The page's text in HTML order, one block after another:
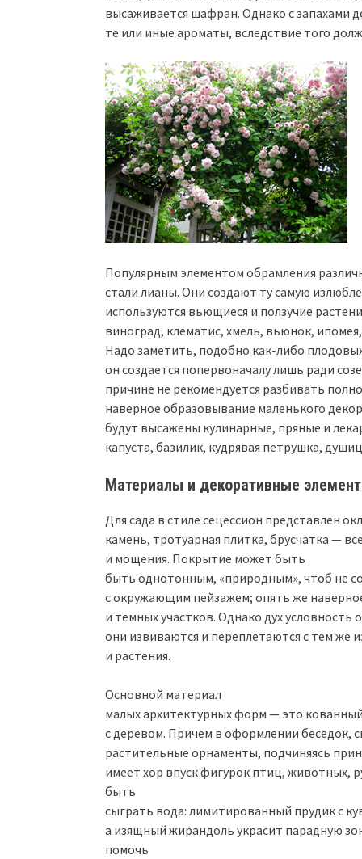
высаживается шафран. Однако с запахами
те или иные ароматы, вследствие того
Популярным элементом обрамления
стали лианы. Они создают ту самую
используются вьющиеся и ползучие
виноград, клематис, хмель, вьюнок,
Надо заметить, подобно как-либо
он создается попервоначалу лишь ради
причине не рекомендуется разбивать
наверное образовывание маленького
будут высажены кулинарные, пряные и
капуста, базилик, кудрявая петрушка,
Материалы и декоративные
Для сада в стиле сецессион представлен
камень, тротуарная плитка, брусчатка —
и мощения. Покрытие может быть
быть однотонным, «природным», чтоб не
с окружающим пейзажем; опять же
и темных участков. Однако дух
они извиваются и переплетаются с тем
и растения.
Основной материал
малых архитектурных форм — это
с деревом. Причем в оформлении беседок,
растительные орнаменты, подчиняясь
имеет хор впуск фигурок птиц, животных,
быть
сыграть вода: лимитированный прудик с
а изящный жирандоль украсит парадную
помочь